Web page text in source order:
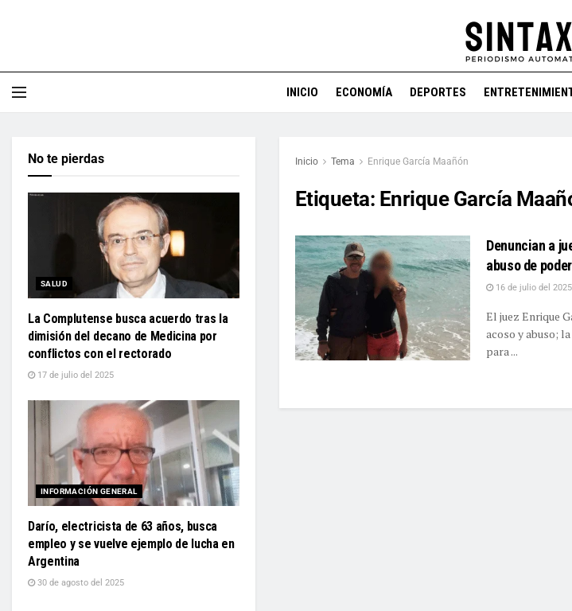
INICIO ECONOMÍA DEPORTES
Inicio Tema Enrique García Maañón
Etiqueta: Enrique García
Denuncian a
abuso de poder
16 de julio del 2025
El juez Enrique
acoso y abuso;
para ...
No te pierdas
SALUD
La Complutense busca acuerdo tras la
dimisión del decano de Medicina por
conflictos con el rectorado
17 de julio del 2025
INFORMACIÓN GENERAL
Darío, electricista de 63 años, busca
empleo y se vuelve ejemplo de lucha en
Argentina
30 de agosto del 2025